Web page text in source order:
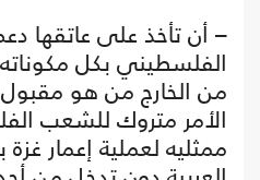
– أن تأخذ على عاتقها
الفلسطيني بكل
من الخارج من هو
الأمر متروك للشعب
ممثليه لعملية إعمار